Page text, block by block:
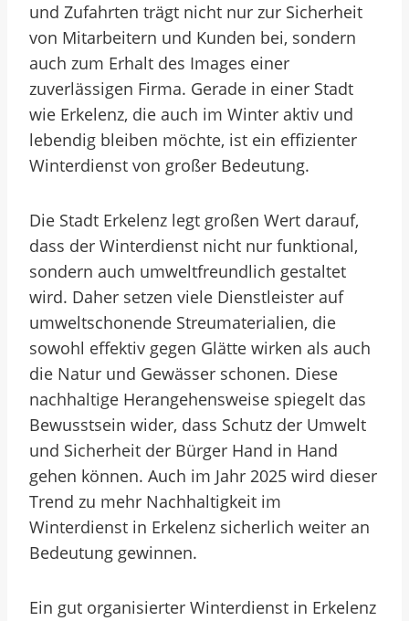
und Zufahrten trägt nicht nur zur Sicherheit
von Mitarbeitern und Kunden bei, sondern
auch zum Erhalt des Images einer
zuverlässigen Firma. Gerade in einer Stadt
wie Erkelenz, die auch im Winter aktiv und
lebendig bleiben möchte, ist ein effizienter
Winterdienst von großer Bedeutung.
Die Stadt Erkelenz legt großen Wert darauf,
dass der Winterdienst nicht nur funktional,
sondern auch umweltfreundlich gestaltet
wird. Daher setzen viele Dienstleister auf
umweltschonende Streumaterialien, die
sowohl effektiv gegen Glätte wirken als auch
die Natur und Gewässer schonen. Diese
nachhaltige Herangehensweise spiegelt das
Bewusstsein wider, dass Schutz der Umwelt
und Sicherheit der Bürger Hand in Hand
gehen können. Auch im Jahr 2025 wird dieser
Trend zu mehr Nachhaltigkeit im
Winterdienst in Erkelenz sicherlich weiter an
Bedeutung gewinnen.
Ein gut organisierter Winterdienst in Erkelenz